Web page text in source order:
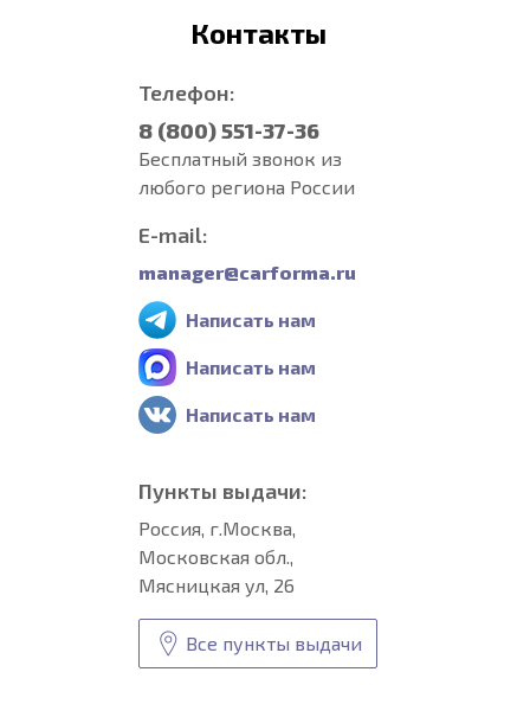
Контакты
Телефон:
8 (800) 551-37-36
Бесплатный звонок из
любого региона России
E-mail:
manager@carforma.ru
Написать нам
Написать нам
Написать нам
Пункты выдачи:
Россия, г.Москва,
Московская обл.,
Мясницкая ул, 26
Все пункты выдачи